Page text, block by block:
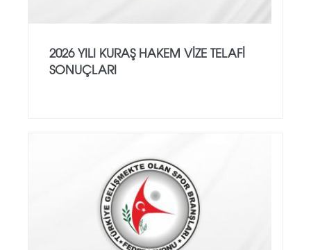
2026 YILI KURAŞ HAKEM VİZE TELAFİ
SONUÇLARI